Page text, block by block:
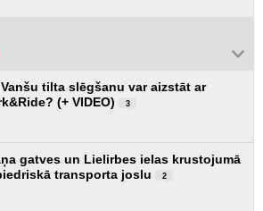
tilta slēgšanu var aizstāt ar
(+ VIDEO)
3
gatves un Lielirbes ielas krustojumā
transporta joslu
2